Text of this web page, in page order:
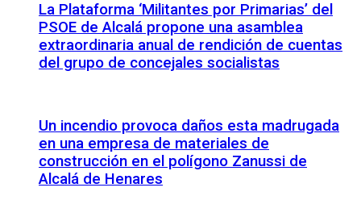
La Plataforma ‘Militantes por Primarias’ del
PSOE de Alcalá propone una asamblea
extraordinaria anual de rendición de cuentas
del grupo de concejales socialistas
Un incendio provoca daños esta madrugada
en una empresa de materiales de
construcción en el polígono Zanussi de
Alcalá de Henares